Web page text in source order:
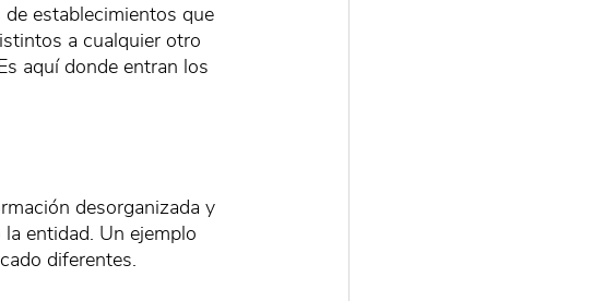
establecimientos que
a cualquier otro
aquí donde entran los
desorganizada y
entidad. Un ejemplo
diferentes.